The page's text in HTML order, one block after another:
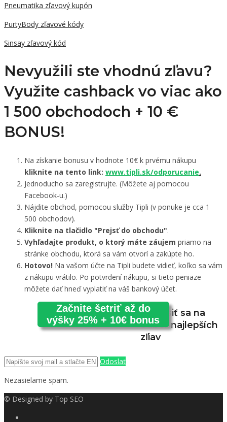
Pneumatika zľavový kupón
PurtyBody zľavové kódy
Sinsay zľavový kód
Nevyužili ste vhodnú zľavu?
Využite cashback vo viac ako
1 500 obchodoch + 10 €
BONUS!
Na získanie bonusu v hodnote 10€ k prvému nákupu
kliknite na tento link: www.tipli.sk/odporucanie.
Jednoducho sa zaregistrujte. (Môžete aj pomocou
Facebook-u.)
Nájdite obchod, pomocou služby Tipli (v ponuke je cca 1
500 obchodov).
Kliknite na tlačidlo "Prejsť do obchodu".
Vyhľadajte produkt, o ktorý máte záujem priamo na
stránke obchodu, ktorá sa vám otvorí a zakúpte ho.
Hotovo! Na vašom účte na Tipli budete vidieť, koľko sa vám
z nákupu vrátilo. Po potvrdení nákupu, si tieto peniaze
môžete dať hneď vyplatiť na váš bankový účet.
Začnite šetriť až do
výšky 25% + 10€ bonus
Prihlásiť sa na
odber najlepších
zľiav
Odoslať
Nezasielame spam.
© Designed by Top SEO